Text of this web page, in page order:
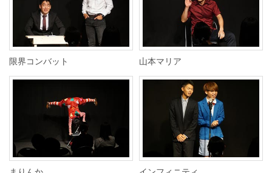
限界コンバット 山本マリア